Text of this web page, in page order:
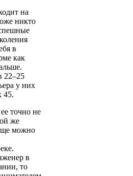
на
никто
в
как
22–25
у них
45.
точно не
же
можно
в
то